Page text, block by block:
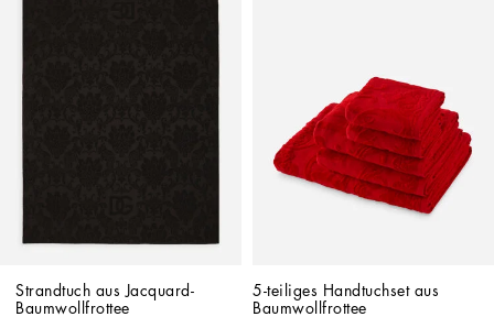
Strandtuch aus Jacquard-
Baumwollfrottee
5-teiliges Handtuchset aus
Baumwollfrottee